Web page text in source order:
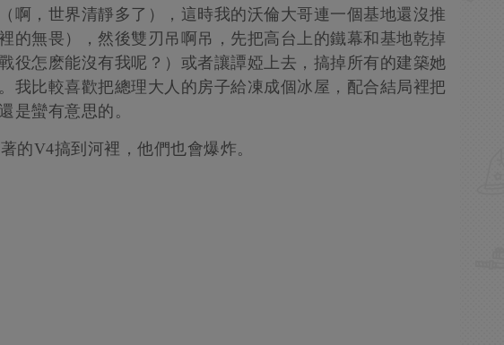
啊，世界清靜多了），這時我的沃倫大哥連一個基地還沒推
的無畏），然後雙刃吊啊吊，先把高台上的鐵幕和基地乾掉
役怎麽能沒有我呢？）或者讓譚婭上去，搞掉所有的建築她
我比較喜歡把總理大人的房子給凍成個冰屋，配合結局裡把
是蠻有意思的。
的V4搞到河裡，他們也會爆炸。